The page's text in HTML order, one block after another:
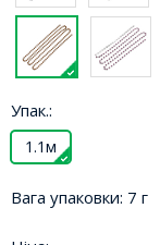
Упак.:
1.1м
Вага упаковки: 7 г